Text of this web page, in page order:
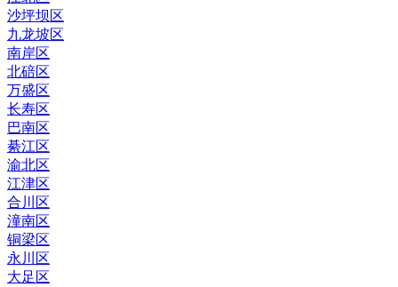
沙坪坝区
九龙坡区
南岸区
北碚区
万盛区
长寿区
巴南区
綦江区
渝北区
江津区
合川区
潼南区
铜梁区
永川区
大足区